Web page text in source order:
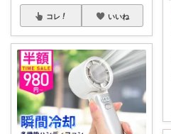
コレ いいね